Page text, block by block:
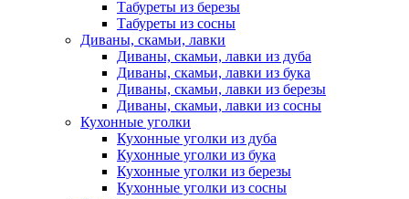
Табуреты из березы
Табуреты из сосны
Диваны, скамьи, лавки
Диваны, скамьи, лавки из дуба
Диваны, скамьи, лавки из бука
Диваны, скамьи, лавки из березы
Диваны, скамьи, лавки из сосны
Кухонные уголки
Кухонные уголки из дуба
Кухонные уголки из бука
Кухонные уголки из березы
Кухонные уголки из сосны